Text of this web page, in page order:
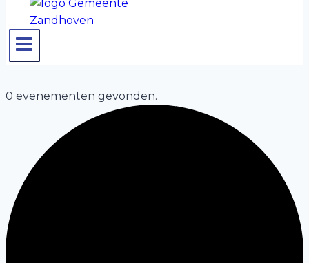
0 evenementen gevonden.